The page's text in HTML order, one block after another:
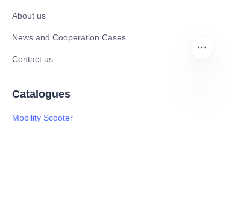
About us
News and Cooperation Cases
Contact us
Catalogues
Mobility Scooter